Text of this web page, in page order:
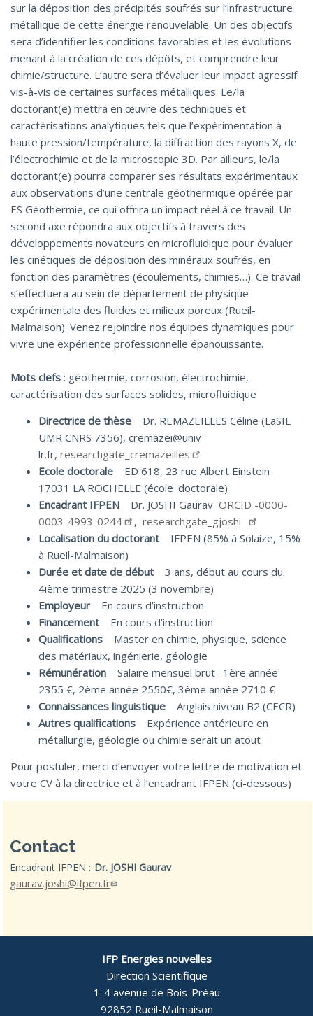
sur la déposition des précipités soufrés sur l’infrastructure
métallique de cette énergie renouvelable. Un des objectifs
sera d’identifier les conditions favorables et les évolutions
menant à la création de ces dépôts, et comprendre leur
chimie/structure. L’autre sera d’évaluer leur impact agressif
vis-à-vis de certaines surfaces métalliques. Le/la
doctorant(e) mettra en œuvre des techniques et
caractérisations analytiques tels que l’expérimentation à
haute pression/température, la diffraction des rayons X, de
l’électrochimie et de la microscopie 3D. Par ailleurs, le/la
doctorant(e) pourra comparer ses résultats expérimentaux
aux observations d’une centrale géothermique opérée par
ES Géothermie, ce qui offrira un impact réel à ce travail. Un
second axe répondra aux objectifs à travers des
développements novateurs en microfluidique pour évaluer
les cinétiques de déposition des minéraux soufrés, en
fonction des paramètres (écoulements, chimies…). Ce travail
s’effectuera au sein de département de physique
expérimentale des fluides et milieux poreux (Rueil-
Malmaison). Venez rejoindre nos équipes dynamiques pour
vivre une expérience professionnelle épanouissante.
Mots clefs : géothermie, corrosion, électrochimie,
caractérisation des surfaces solides, microfluidique
Directrice de thèse Dr. REMAZEILLES Céline (LaSIE
UMR CNRS 7356), cremazei@univ-
lr.fr, researchgate_cremazeilles
Ecole doctorale ED 618, 23 rue Albert Einstein
17031 LA ROCHELLE (école_doctorale)
Encadrant IFPEN
Dr. JOSHI Gaurav ORCID -0000-
0003-4993-0244
, researchgate_gjoshi
Localisation du doctorant
IFPEN (85% à Solaize, 15%
à Rueil-Malmaison)
Durée et date de début 3 ans, début au cours du
4ième trimestre 2025 (3 novembre)
Employeur En cours d’instruction
Financement
En cours d’instruction
Qualifications
Master en chimie, physique, science
des matériaux, ingénierie, géologie
Rémunération Salaire mensuel brut : 1ère année
2355 €, 2ème année 2550€, 3ème année 2710 €
Connaissances linguistique
Anglais niveau B2 (CECR)
Autres qualifications Expérience antérieure en
métallurgie, géologie ou chimie serait un atout
Pour postuler, merci d’envoyer votre lettre de motivation et
votre CV à la directrice et à l’encadrant IFPEN (ci-dessous)
Contact
Encadrant IFPEN : Dr. JOSHI Gaurav
gaurav.joshi@ifpen.fr
IFP Energies nouvelles
Direction Scientifique
1-4 avenue de Bois-Préau
92852 Rueil-Malmaison